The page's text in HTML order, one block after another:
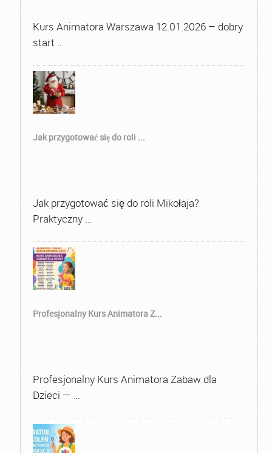
Kurs Animatora Warszawa 12.01.2026 – dobry
start …
Jak przygotować się do roli ...
Jak przygotować się do roli Mikołaja?
Praktyczny …
Profesjonalny Kurs Animatora Z...
Profesjonalny Kurs Animatora Zabaw dla
Dzieci — …